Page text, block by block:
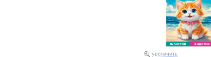
увеличить